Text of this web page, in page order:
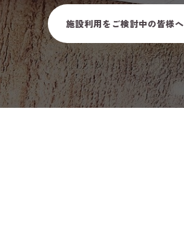
施設利用をご検討中の皆様へ